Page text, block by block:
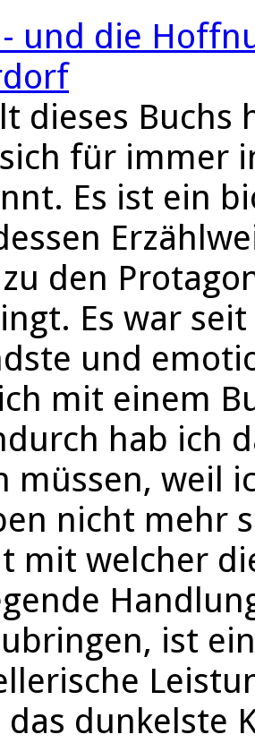
dieses Buchs
für immer
Es ist ein
den
Es war
und
mit einem
hab ich
müssen, weil
nicht mehr
mit welcher
ist
das dunkelste